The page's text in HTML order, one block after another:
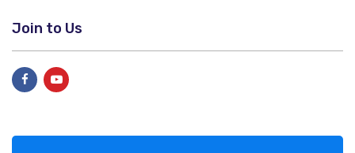
Join to Us